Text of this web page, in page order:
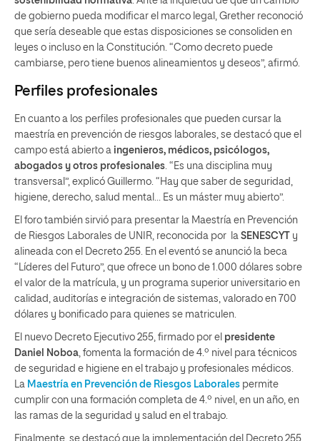
de gobierno pueda modificar el marco legal, Grether reconoció
que sería deseable que estas disposiciones se consoliden en
leyes o incluso en la Constitución. “Como decreto puede
cambiarse, pero tiene buenos alineamientos y deseos”, afirmó.
Perfiles profesionales
En cuanto a los perfiles profesionales que pueden cursar la
maestría en prevención de riesgos laborales, se destacó que el
campo está abierto a ingenieros, médicos, psicólogos,
abogados y otros profesionales. “Es una disciplina muy
transversal”, explicó Guillermo. “Hay que saber de seguridad,
higiene, derecho, salud mental… Es un máster muy abierto”.
El foro también sirvió para presentar la Maestría en Prevención
de Riesgos Laborales de UNIR, reconocida por la SENESCYT
y
alineada con el Decreto 255. En el eventó se anunció la beca
“Líderes del Futuro”, que ofrece un bono de 1.000 dólares sobre
el valor de la matrícula, y un programa superior universitario en
calidad, auditorías e integración de sistemas, valorado en 700
dólares y bonificado para quienes se matriculen.
El nuevo Decreto Ejecutivo 255, firmado por el presidente
Daniel Noboa, fomenta la formación de 4.º nivel para técnicos
de seguridad e higiene en el trabajo y profesionales médicos.
La Maestría en Prevención de Riesgos Laborales permite
cumplir con una formación completa de 4.º nivel, en un año, en
las ramas de la seguridad y salud en el trabajo.
Finalmente, se destacó que la implementación del Decreto 255